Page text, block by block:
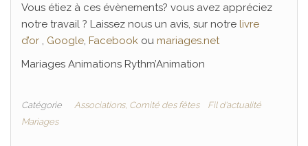
Vous étiez à ces évènements? vous avez appréciez
notre travail ? Laissez nous un avis, sur notre livre
d’or , Google, Facebook ou mariages.net
Mariages Animations Rythm’Animation
Catégorie Associations, Comité des fêtes
Fil d'actualité
Mariages